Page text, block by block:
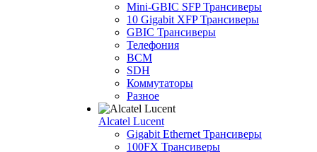
Mini-GBIC SFP Трансиверы
10 Gigabit XFP Трансиверы
GBIC Трансиверы
Телефония
BCM
SDH
Коммутаторы
Разное
Alcatel Lucent
Gigabit Ethernet Трансиверы
100FX Трансиверы